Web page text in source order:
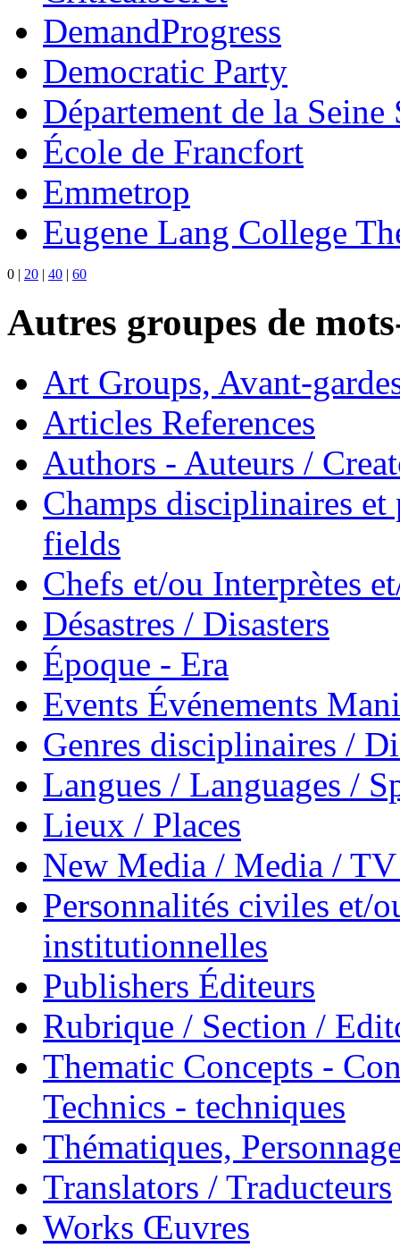
DemandProgress
Democratic Party
Département de la Seine
École de Francfort
Emmetrop
Eugene Lang College
0 | 20 | 40 | 60
Autres groupes de
Art Groups, Avant-
Articles References
Authors - Auteurs /
Champs disciplinaires
fields
Chefs et/ou Interprètes
Désastres / Disasters
Époque - Era
Events Événements
Genres disciplinaires /
Langues / Languages /
Lieux / Places
New Media / Media /
Personnalités civiles et/
institutionnelles
Publishers Éditeurs
Rubrique / Section /
Thematic Concepts -
Technics - techniques
Thématiques,
Translators / Traducteurs
Works Œuvres